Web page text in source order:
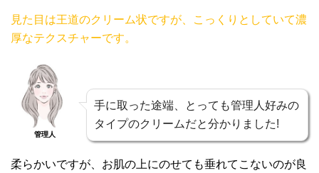
見た目は王道のクリーム状ですが、こっくりとしていて濃
厚なテクスチャーです。
管理人
手に取った途端、とっても管理人好みの
タイプのクリームだと分かりました!
柔らかいですが、お肌の上にのせても垂れてこないのが良